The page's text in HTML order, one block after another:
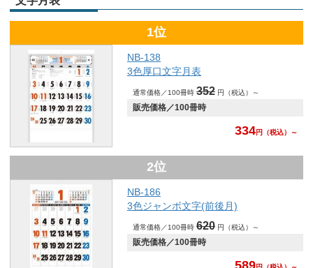
1位
NB-138
3色厚口文字月表
通常価格／100冊時 352 円（税込）～
販売価格／100冊時
334円 （税込）～
2位
NB-186
3色ジャンボ文字(前後月)
通常価格／100冊時 620 円（税込）～
販売価格／100冊時
589